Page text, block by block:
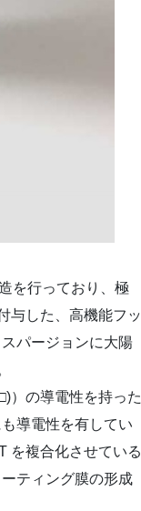
を行っており、極
与した、高機能フッ
パージョンに大陽
）の導電性を持った
導電性を有してい
を複合化させている
ティング膜の形成